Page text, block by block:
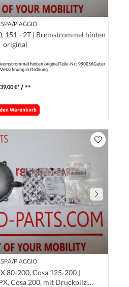
PIAGGIO
151 - 2T | Bremstrommel hinten
original
hinten originalTeile-Nr.: 990056Guter
in Ordnung
39,00 €* / **
Warenkorb
PIAGGIO
80-200, Cosa 125-200 |
Cosa 200, mit Druckpilz,